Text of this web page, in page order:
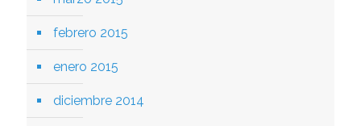
febrero 2015
enero 2015
diciembre 2014